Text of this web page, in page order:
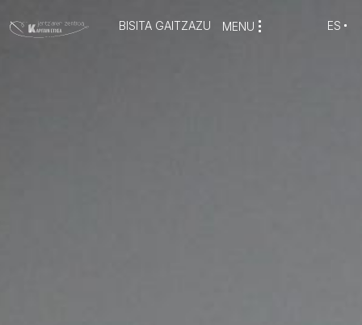
BISITA GAITZAZU MENU ES